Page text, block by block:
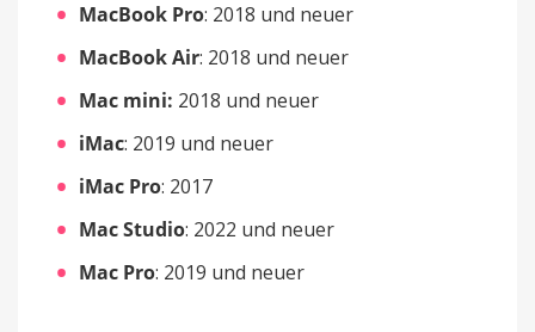
MacBook Pro: 2018 und neuer
MacBook Air: 2018 und neuer
Mac mini: 2018 und neuer
iMac: 2019 und neuer
iMac Pro: 2017
Mac Studio: 2022 und neuer
Mac Pro: 2019 und neuer